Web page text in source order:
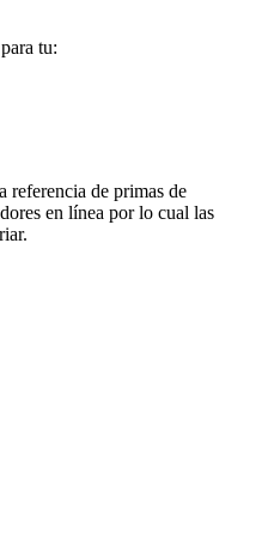
tu:
referencia de primas de
en línea por lo cual las